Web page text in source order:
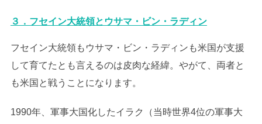
３．フセイン大統領とウサマ・ビン・ラディン
フセイン大統領もウサマ・ビン・ラディンも米国が支援
して育てたとも言えるのは皮肉な経緯。やがて、両者と
も米国と戦うことになります。
1990年、軍事大国化したイラク（当時世界4位の軍事大